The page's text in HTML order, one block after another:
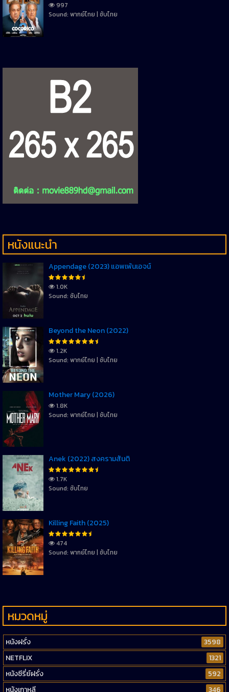
997
Sound: พากย์ไทย | ซับไทย
หนังแนะนำ
Appendage (2023) แอพเพ้นเอจน์
1.0K
Sound: ซับไทย
Beyond the Neon (2022)
1.2K
Sound: พากย์ไทย | ซับไทย
Mother Mary (2026)
1.8K
Sound: พากย์ไทย | ซับไทย
Anek (2022) สงครามสันติ
1.7K
Sound: ซับไทย
Killing Faith (2025)
474
Sound: พากย์ไทย | ซับไทย
หมวดหมู่
หนังฝรั่ง
3598
NETFLIX
1321
หนังซีรี่ย์ฝรั่ง
592
หนังเกาหลี
346